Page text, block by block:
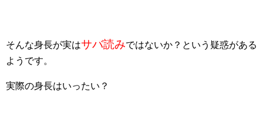
そんな身長が実はサバ読みではないか？という疑惑がある
ようです。
実際の身長はいったい？